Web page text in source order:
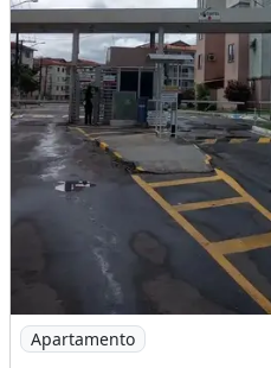
Imagem: Apartamento
Apartamento